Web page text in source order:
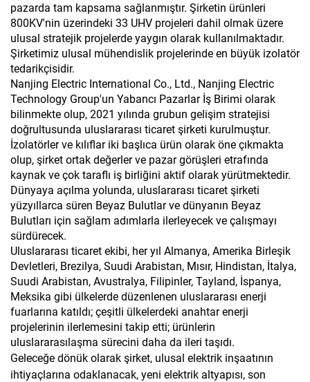
pazarda tam kapsama sağlanmıştır. Şirketin ürünleri
800KV'nin üzerindeki 33 UHV projeleri dahil olmak üzere
ulusal stratejik projelerde yaygın olarak kullanılmaktadır.
Şirketimiz ulusal mühendislik projelerinde en büyük izolatör
tedarikçisidir.
Nanjing Electric International Co., Ltd., Nanjing Electric
Technology Group'un Yabancı Pazarlar İş Birimi olarak
bilinmekte olup, 2021 yılında grubun gelişim stratejisi
doğrultusunda uluslararası ticaret şirketi kurulmuştur.
İzolatörler ve kılıflar iki başlıca ürün olarak öne çıkmakta
olup, şirket ortak değerler ve pazar görüşleri etrafında
kaynak ve çok taraflı iş birliğini aktif olarak yürütmektedir.
Dünyaya açılma yolunda, uluslararası ticaret şirketi
yüzyıllarca süren Beyaz Bulutlar ve dünyanın Beyaz
Bulutları için sağlam adımlarla ilerleyecek ve çalışmayı
sürdürecek.
Uluslararası ticaret ekibi, her yıl Almanya, Amerika Birleşik
Devletleri, Brezilya, Suudi Arabistan, Mısır, Hindistan, İtalya,
Suudi Arabistan, Avustralya, Filipinler, Tayland, İspanya,
Meksika gibi ülkelerde düzenlenen uluslararası enerji
fuarlarına katıldı; çeşitli ülkelerdeki anahtar enerji
projelerinin ilerlemesini takip etti; ürünlerin
uluslararasılaşma sürecini daha da ileri taşıdı.
Geleceğe dönük olarak şirket, ulusal elektrik inşaatının
ihtiyaçlarına odaklanacak, yeni elektrik altyapısı, son